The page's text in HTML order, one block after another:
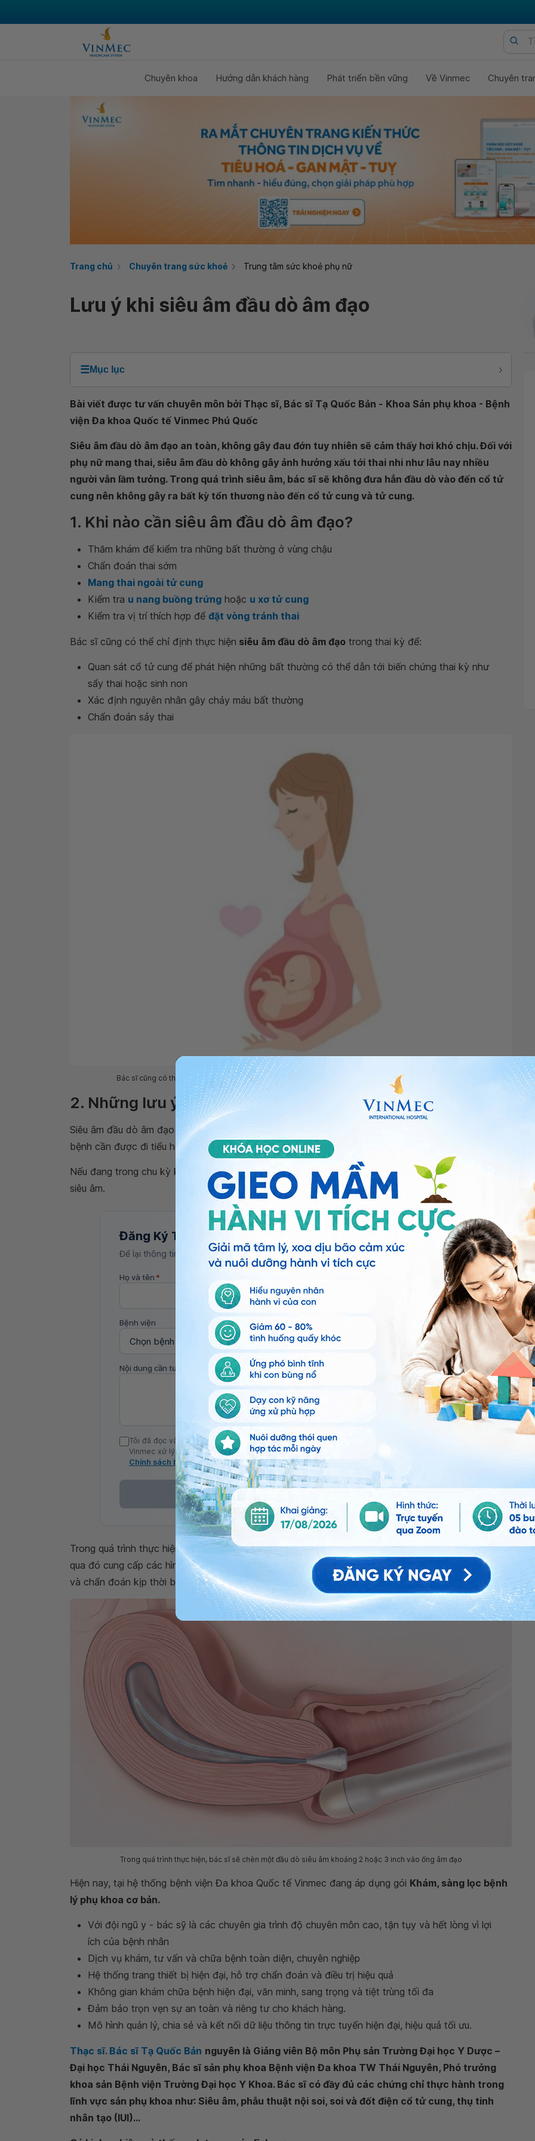
Chuyên khoa Hướng dẫn khách hàng Phát triển bền vững Về Vinmec Chuyên
Trang chủ Chuyên trang sức khoẻ Trung tâm sức khoẻ phụ nữ
Lưu ý khi siêu âm đầu dò âm đạo
☰Mục lục
Bài viết được tư vấn chuyên môn bởi Thạc sĩ, Bác sĩ Tạ Quốc Bản - Khoa Sản phụ khoa - Bệnh
viện Đa khoa Quốc tế Vinmec Phú Quốc
Siêu âm đầu dò âm đạo an toàn, không gây đau đớn tuy nhiên sẽ cảm thấy hơi khó chịu. Đối với
phụ nữ mang thai, siêu âm đầu dò không gây ảnh hưởng xấu tới thai nhi như lâu nay nhiều
người vẫn lầm tưởng. Trong quá trình siêu âm, bác sĩ sẽ không đưa hẳn đầu dò vào đến cổ tử
cung nên không gây ra bất kỳ tổn thương nào đến cổ tử cung và tử cung.
1. Khi nào cần siêu âm đầu dò âm đạo?
Thăm khám để kiểm tra những bất thường ở vùng chậu
Chẩn đoán thai sớm
Mang thai ngoài tử cung
Kiểm tra u nang buồng trứng hoặc u xơ tử cung
Kiểm tra vị trí thích hợp để đặt vòng tránh thai
Bác sĩ cũng có thể chỉ định thực hiện siêu âm đầu dò âm đạo trong thai kỳ để:
Quan sát cổ tử cung để phát hiện những bất thường có thể dẫn tới biến chứng thai kỳ như
sẩy thai hoặc sinh non
Xác định nguyên nhân gây chảy máu bất thường
Chẩn đoán sảy thai
Bác sĩ cũng có thể chỉ định thực hiện siêu âm đầu dò âm đạo trong thai kỳ để theo dõi nhịp tim thai nhi
2. Những lưu ý khi siêu âm đầu dò âm đạo
Siêu âm đầu dò âm đạo an toàn, không gây đau đớn tuy nhiên sẽ cảm thấy hơi khó chịu. Người
bệnh cần được đi tiểu hết trước khi tiến hành siêu âm
Nếu đang trong chu kỳ kinh nguyệt, người bệnh cần loại bỏ tampon (nếu đang sử dụng) trước khi
siêu âm.
Đăng Ký Tư Vấn
Để lại thông tin, bác sĩ Vinmec sẽ liên hệ tư vấn trong 24 giờ.
Họ và tên *
Bệnh viện
Nội dung cần tư vấn
Tôi đã đọc và đồng ý với Chính sách bảo vệ dữ liệu cá nhân của Vinmec và chấp thuận để
Vinmec xử lý DLCN của tôi theo quy định của pháp luật về bảo vệ DLCN.
Chính sách bảo mật
Trong quá trình thực hiện, bác sĩ sẽ đưađầu dò siêu âm khoảng 3 hoặc 4 cm vào ống âm đạo,
qua đó cung cấp các hình ảnh chi tiết của các cơ quan bên trong, giúp xác định những bất thường
và chẩn đoán kịp thời bệnh lý nếu có.
Trong quá trình thực hiện, bác sĩ sẽ chèn một đầu dò siêu âm khoảng 2 hoặc 3 inch vào ống âm đạo
Hiện nay, tại hệ thống bệnh viện Đa khoa Quốc tế Vinmec đang áp dụng gói Khám, sàng lọc bệnh
lý phụ khoa cơ bản.
Với đội ngũ y - bác sỹ là các chuyên gia trình độ chuyên môn cao, tận tụy và hết lòng vì lợi
ích của bệnh nhân
Dịch vụ khám, tư vấn và chữa bệnh toàn diện, chuyên nghiệp
Hệ thống trang thiết bị hiện đại, hỗ trợ chẩn đoán và điều trị hiệu quả
Không gian khám chữa bệnh hiện đại, văn minh, sang trọng và tiệt trùng tối đa
Đảm bảo trọn vẹn sự an toàn và riêng tư cho khách hàng.
Mô hình quản lý, chia sẻ và kết nối dữ liệu thông tin trực tuyến hiện đại, hiệu quả tối ưu.
Thạc sĩ. Bác sĩ Tạ Quốc Bản nguyên là Giảng viên Bộ môn Phụ sản Trường Đại học Y Dược –
Đại học Thái Nguyên, Bác sĩ sản phụ khoa Bệnh viện Đa khoa TW Thái Nguyên, Phó trưởng
khoa sản Bệnh viện Trường Đại học Y Khoa. Bác sĩ có đầy đủ các chứng chỉ thực hành trong
lĩnh vực sản phụ khoa như: Siêu âm, phẫu thuật nội soi, soi và đốt điện cổ tử cung, thụ tinh
nhân tạo (IUI)...